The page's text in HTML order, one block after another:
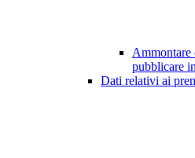
Ammontare
pubblicare
Dati relativi ai